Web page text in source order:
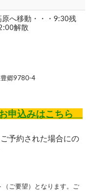
へ移動・・・9:30残
解散
郷9780-4
申込みはこちら
予約された場合にの
（ご要望）となります。ご